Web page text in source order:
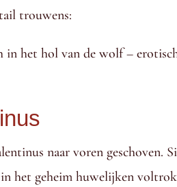
trouwens:
in het hol van de wolf –
naar voren geschoven.
het geheim huwelijken